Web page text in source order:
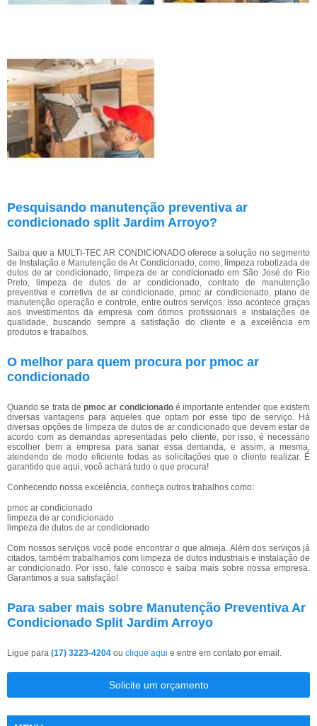
Pesquisando manutenção preventiva ar
condicionado split Jardim Arroyo?
Saiba que a MULTI-TEC AR CONDICIONADO oferece a solução no segmento
de Instalação e Manutenção de Ar Condicionado, como, limpeza robotizada de
dutos de ar condicionado, limpeza de ar condicionado em São José do Rio
Preto, limpeza de dutos de ar condicionado, contrato de manutenção
preventiva e corretiva de ar condicionado, pmoc ar condicionado, plano de
manutenção operação e controle, entre outros serviços. Isso acontece graças
aos investimentos da empresa com ótimos profissionais e instalações de
qualidade, buscando sempre a satisfação do cliente e a excelência em
produtos e trabalhos.
O melhor para quem procura por pmoc ar
condicionado
Quando se trata depmoc ar condicionadoé importante entender que existem
diversas vantagens para aqueles que optam por esse tipo de serviço. Há
diversas opções de limpeza de dutos de ar condicionado que devem estar de
acordo com as demandas apresentadas pelo cliente, por isso, é necessário
escolher bem a empresa para sanar essa demanda, e assim, a mesma,
atendendo de modo eficiente todas as solicitações que o cliente realizar. É
garantido que aqui, você achará tudo o que procura!
Conhecendo nossa excelência, conheça outros trabalhos como:
pmoc ar condicionado
limpeza de ar condicionado
limpeza de dutos de ar condicionado
Com nossos serviços você pode encontrar o que almeja. Além dos serviços já
citados, também trabalhamos com limpeza de dutos industriais e instalação de
ar condicionado. Por isso, fale conosco e saiba mais sobre nossa empresa.
Garantimos a sua satisfação!
Para saber mais sobre Manutenção Preventiva Ar
Condicionado Split Jardim Arroyo
Ligue para (17) 3223-4204 ou clique aqui e entre em contato por email.
Solicite um orçamento